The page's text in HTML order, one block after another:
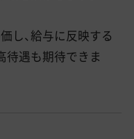
し、給与に反映する
待遇も期待できま